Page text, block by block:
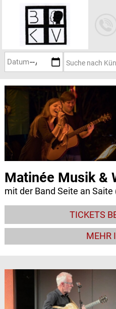
Matinée Musik &
mit der Band Seite an Saite
TICKETS
MEHR